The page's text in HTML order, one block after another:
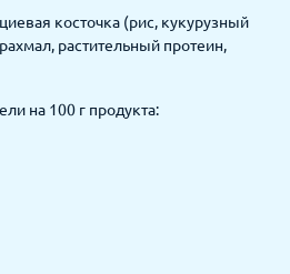
косточка (рис, кукурузный
растительный протеин,
на 100 г продукта: